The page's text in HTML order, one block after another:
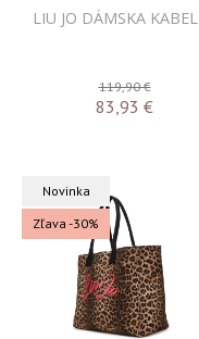
LIU JO DÁMSKA
119,90 €
83,93 €
Novinka
Zľava -30%